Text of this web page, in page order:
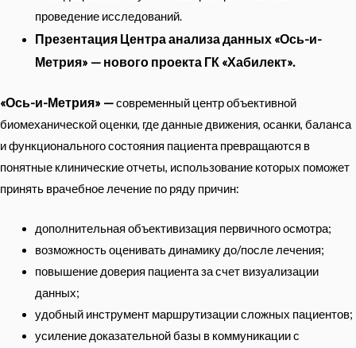
проведение исследований.
Презентация Центра анализа данных «Ось-и-
Метрия» — нового проекта ГК «Хабилект».
«Ось-и-Метрия» —современный центр объективной
биомеханической оценки, где данные движения, осанки, баланса
и функционального состояния пациента превращаются в
понятные клинические отчеты, использование которых поможет
принять врачебное лечение по ряду причин:
дополнительная объективизация первичного осмотра;
возможность оценивать динамику до/после лечения;
повышение доверия пациента за счет визуализации
данных;
удобный инструмент маршрутизации сложных пациентов;
усиление доказательной базы в коммуникации с